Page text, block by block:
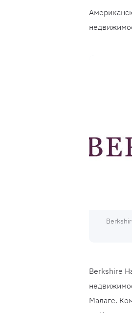
Berkshire
Малаге.